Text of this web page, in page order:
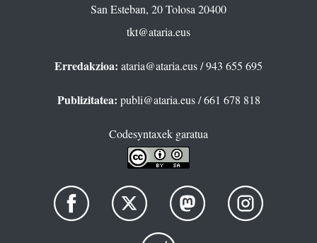
San Esteban, 20 Tolosa 20400
tkt@ataria.eus
Erredakzioa: ataria@ataria.eus/ 943 655 695
Publizitatea: publi@ataria.eus/ 661 678 818
Codesyntaxek garatua